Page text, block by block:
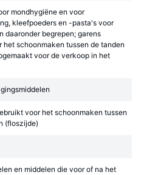
mondhygiëne en voor
kleefpoeders en -pasta's voor
daaronder begrepen; garens
het schoonmaken tussen de tanden
voor de verkoop in het
voor het schoonmaken tussen
(floszijde)
en middelen die voor of na het